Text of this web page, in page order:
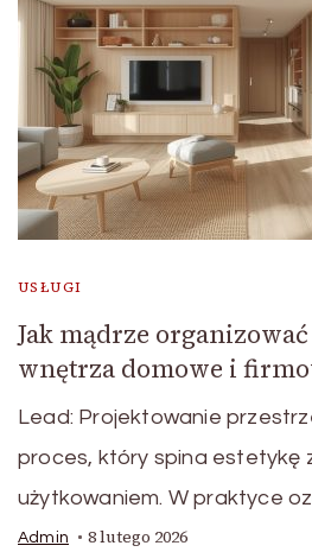
USŁUGI
Jak mądrze
wnętrza domowe i
Lead: Projektowanie
proces, który spina estetykę
użytkowaniem. W praktyce
Admin 8 lutego 2026